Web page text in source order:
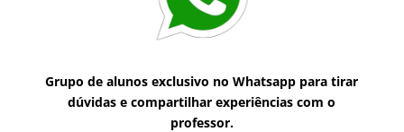
Grupo de alunos exclusivo no Whatsapp para tirar
dúvidas e compartilhar experiências com o
professor.